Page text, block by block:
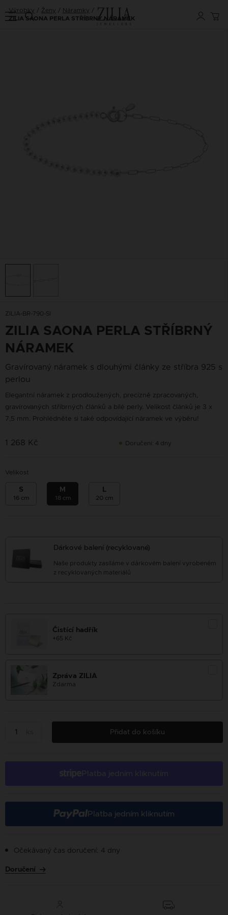
Výrobky Ženy Náramky
ZILIA SAONA PERLA STŘÍBRNÝ NÁRAMEK
ZILIA-BR-790-SI
ZILIA SAONA PERLA STŘÍBRNÝ
NÁRAMEK
Gravírovaný náramek s dlouhými články ze stříbra 925 s
perlou
Elegantní náramek z prodloužených, precizně zpracovaných,
gravírovaných stříbrných článků a bílé perly. Velikost článků je 3 x
7,5 mm. Prohlédněte si také odpovídající náramek ve výběru!
1 268 Kč Doručení: 4 dny
Velikost
S
16 cm
M
18 cm
L
20 cm
Dárkové balení (recyklované)
Naše produkty zasíláme v dárkovém balení vyrobeném
z recyklovaných materiálů
Čistící hadřík
+65 Kč
Zpráva ZILIA
Zdarma
Přidat do košíku
Platba jedním kliknutím
Očekávaný čas doručení: 4 dny
Doručení